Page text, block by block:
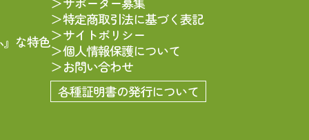
な特色
特定商取引法に基づく表記
サイトポリシー
個人情報保護について
お問い合わせ
各種証明書の発行について